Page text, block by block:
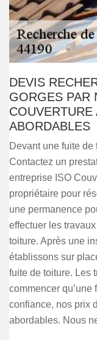
DEVIS
GORGES PAR
ABORDABLES
Devant une fuite
Contactez un
entreprise ISO
propriétaire pour
une permanence
effectuer les
toiture. Après une
établissons sur
fuite de toiture. Les
commencer
confiance, nos prix
abordables. Nous